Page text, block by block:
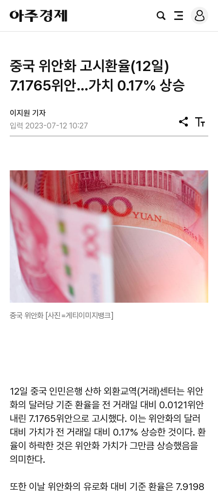
아
주
경
검
전
로
그
중국 위안화 고시환율(12일)
7.1765위안…가치 0.17% 상승
이지원 기자
입력 2023-07-12 10:27
공
유
텍
스
중국 위안화 [사진=게티이미지뱅크]
12일 중국 인민은행 산하 외환교역(거래)센터는 위안
화의 달러당 기준 환율을 전 거래일 대비 0.0121위안
내린 7.1765위안으로 고시했다. 이는 위안화의 달러
대비 가치가 전 거래일 대비 0.17% 상승한 것이다. 환
율이 하락한 것은 위안화 가치가 그만큼 상승했음을
의미한다.
또한 이날 위안화의 유로화 대비 기준 환율은 7.9198